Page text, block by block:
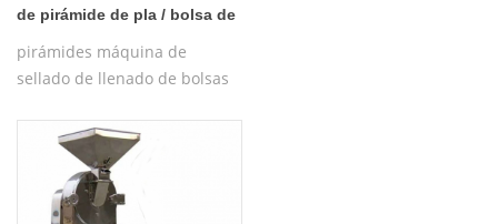
de pirámide de pla / bolsa de
pirámides máquina de
sellado de llenado de bolsas
pirámide de nylon automática
/ máquina de embalaje de
bolsas planas internas y
externas